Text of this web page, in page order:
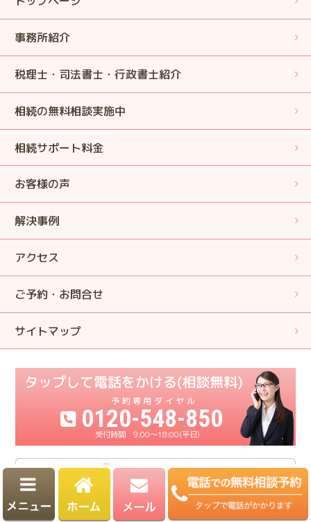
事務所紹介
税理士・司法書士・行政書士紹介
相続の無料相談実施中
相続サポート料金
お客様の声
解決事例
アクセス
ご予約・お問合せ
サイトマップ
0120-548-850
9:00〜18:00(平日)